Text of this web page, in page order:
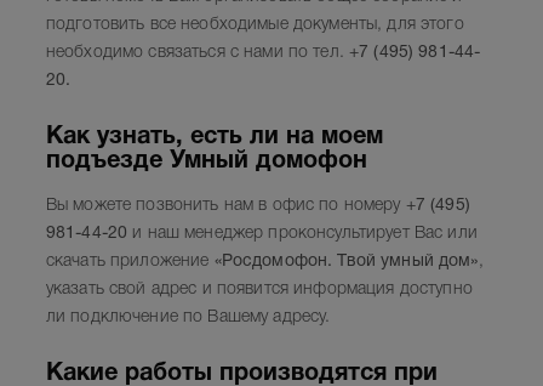
подготовить все необходимые документы, для этого
необходимо связаться с нами по тел. +7 (495) 981-44-
20.
Как узнать, есть ли на моем
подъезде Умный домофон
Вы можете позвонить нам в офис по номеру +7 (495)
981-44-20 и наш менеджер проконсультирует Вас или
скачать приложение «Росдомофон. Твой умный дом»,
указать свой адрес и появится информация доступно
ли подключение по Вашему адресу.
Какие работы производятся при